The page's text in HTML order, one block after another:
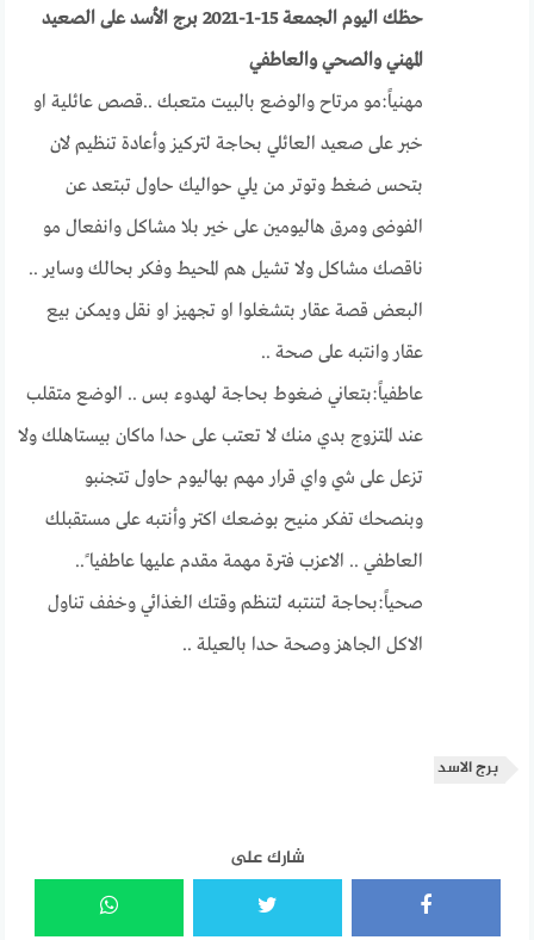
حظك اليوم الجمعة 15-1-2021 برج الأسد على الصعيد
المهني والصحي والعاطفي
مهنياً:مو مرتاح والوضع بالبيت متعبك ..قصص عائلية او
خبر على صعيد العائلي بحاجة لتركيز وأعادة تنظيم لان
بتحس ضغط وتوتر من يلي حواليك حاول تبتعد عن
الفوضى ومرق هاليومين على خير بلا مشاكل وانفعال مو
ناقصك مشاكل ولا تشيل هم المحيط وفكر بحالك وساير ..
البعض قصة عقار بتشغلوا او تجهيز او نقل ويمكن بيع
عقار وانتبه على صحة ..
عاطفياً:بتعاني ضغوط بحاجة لهدوء بس .. الوضع متقلب
عند المتزوج بدي منك لا تعتب على حدا ماكان بيستاهلك ولا
تزعل على شي واي قرار مهم بهاليوم حاول تتجنبو
وبنصحك تفكر منيح بوضعك اكتر وأنتبه على مستقبلك
العاطفي .. الاعزب فترة مهمة مقدم عليها عاطفيا ً..
صحياً:بحاجة لتنتبه لتنظم وقتك الغذائي وخفف تناول
الاكل الجاهز وصحة حدا بالعيلة ..
برج الاسد
شارك على